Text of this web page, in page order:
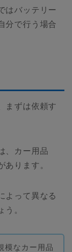
はバッテリー
分で行う場合
まずは依頼す
、カー用品
あります。
よって異なる
う。
模なカー用品